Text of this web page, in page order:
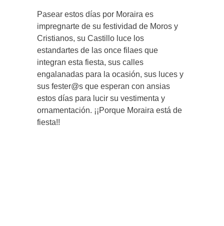
Pasear estos días por Moraira es
impregnarte de su festividad de Moros y
Cristianos, su Castillo luce los
estandartes de las once filaes que
integran esta fiesta, sus calles
engalanadas para la ocasión, sus luces y
sus fester@s que esperan con ansias
estos días para lucir su vestimenta y
ornamentación. ¡¡Porque Moraira está de
fiesta!!